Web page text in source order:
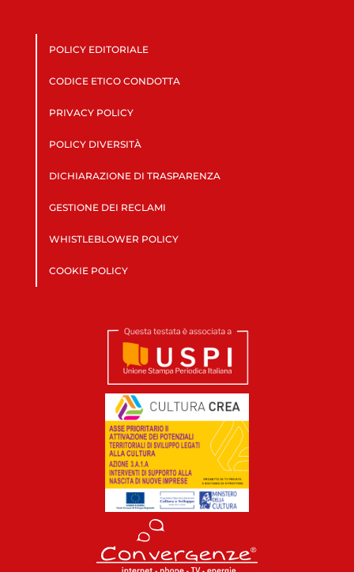
POLICY EDITORIALE
CODICE ETICO CONDOTTA
PRIVACY POLICY
POLICY DIVERSITÀ
DICHIARAZIONE DI TRASPARENZA
GESTIONE DEI RECLAMI
WHISTLEBLOWER POLICY
COOKIE POLICY